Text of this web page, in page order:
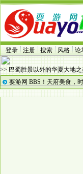
登录 注册 搜索 风格 论
>> 巴蜀胜景以外的华夏大地
耍游网 BBS！天府美食，